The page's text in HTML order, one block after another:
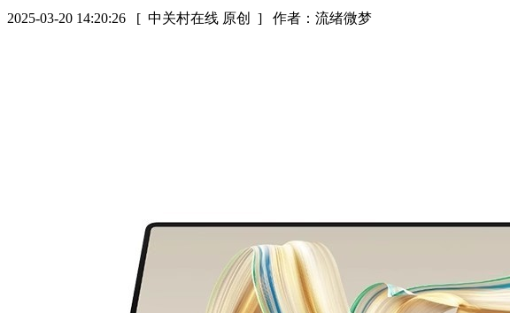
2025-03-20 14:20:26 [ 中关村在线 原创 ] 作者：流绪微梦